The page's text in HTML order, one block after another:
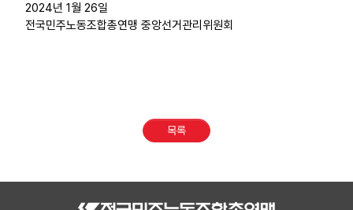
2024년 1월 26일
전국민주노동조합총연맹 중앙선거관리위원회
목록